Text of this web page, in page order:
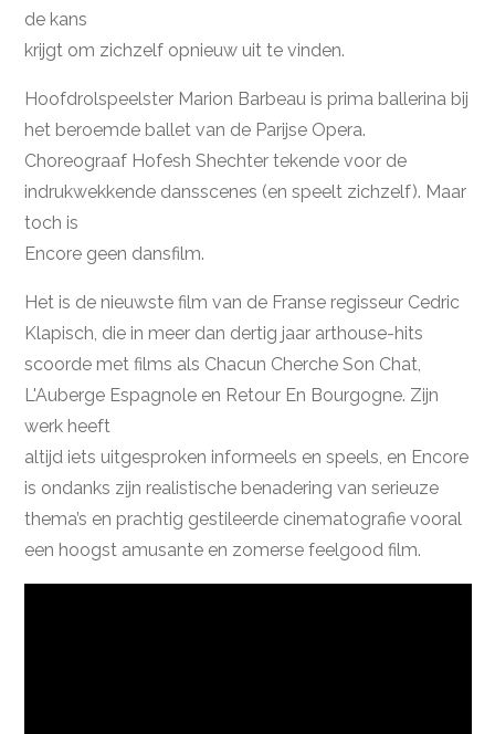
de kans
krijgt om zichzelf opnieuw uit te vinden.
Hoofdrolspeelster Marion Barbeau is prima ballerina bij
het beroemde ballet van de Parijse Opera.
Choreograaf Hofesh Shechter tekende voor de
indrukwekkende dansscenes (en speelt zichzelf). Maar
toch is
Encore geen dansfilm.
Het is de nieuwste film van de Franse regisseur Cedric
Klapisch, die in meer dan dertig jaar arthouse-hits
scoorde met films als Chacun Cherche Son Chat,
L'Auberge Espagnole en Retour En Bourgogne. Zijn
werk heeft
altijd iets uitgesproken informeels en speels, en Encore
is ondanks zijn realistische benadering van serieuze
thema’s en prachtig gestileerde cinematografie vooral
een hoogst amusante en zomerse feelgood film.